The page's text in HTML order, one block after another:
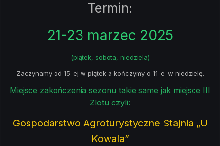
Termin:
21-23 marzec 2025
(piątek, sobota, niedziela)
Zaczynamy od 15-ej w piątek a kończymy o 11-ej w niedzielę.
Miejsce zakończenia sezonu takie same jak miejsce III
Zlotu czyli:
Gospodarstwo Agroturystyczne Stajnia „U
Kowala”